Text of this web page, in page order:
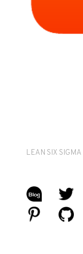
LEAN SIX SIGMA